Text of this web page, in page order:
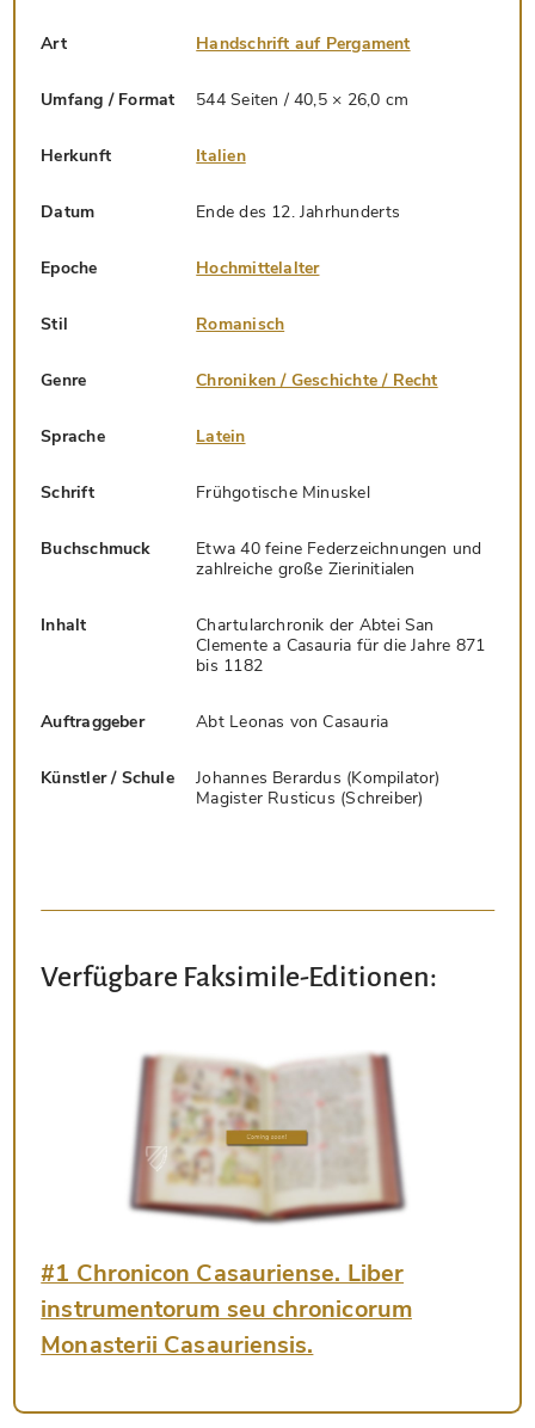
Art Handschrift auf Pergament
Umfang / Format 544 Seiten / 40,5 × 26,0 cm
Herkunft Italien
Datum Ende des 12. Jahrhunderts
Epoche Hochmittelalter
Stil Romanisch
Genre Chroniken / Geschichte / Recht
Sprache Latein
Schrift Frühgotische Minuskel
Buchschmuck
Etwa 40 feine Federzeichnungen und
zahlreiche große Zierinitialen
Inhalt
Chartularchronik der Abtei San
Clemente a Casauria für die Jahre 871
bis 1182
Auftraggeber Abt Leonas von Casauria
Künstler / Schule
Johannes Berardus (Kompilator)
Magister Rusticus (Schreiber)
Verfügbare Faksimile-Editionen:
#1 Chronicon Casauriense. Liber
instrumentorum seu chronicorum
Monasterii Casauriensis.